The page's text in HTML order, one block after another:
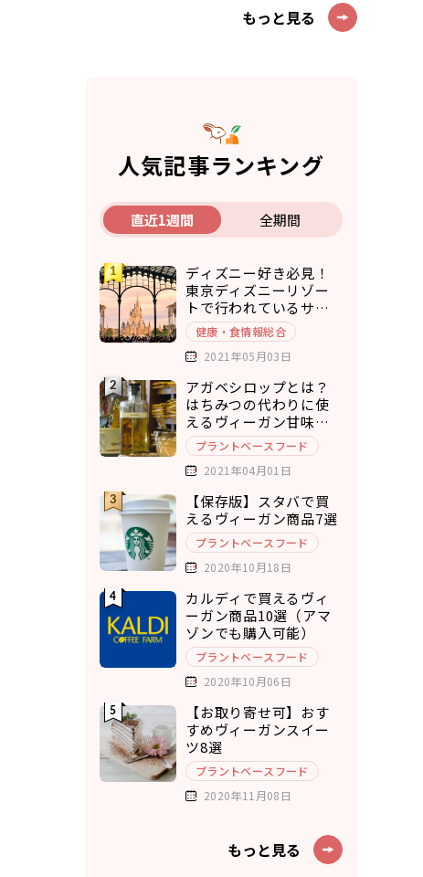
もっと見る
人気記事ランキング
直近1週間 全期間
ディズニー好き必見！
東京ディズニーリゾー
トで行われているサス
テナブルな取り組み5選
健康・食情報総合
2021年05月03日
アガベシロップとは？
はちみつの代わりに使
えるヴィーガン甘味料8
選プラントベースフード
2021年04月01日
【保存版】スタバで買
えるヴィーガン商品7選
プラントベースフード
2020年10月18日
カルディで買えるヴィ
ーガン商品10選（アマ
ゾンでも購入可能）
プラントベースフード
2020年10月06日
【お取り寄せ可】おす
すめヴィーガンスイー
ツ8選
プラントベースフード
2020年11月08日
もっと見る